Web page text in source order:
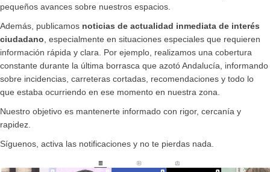
pequeños avances sobre nuestros espacios.
Además, publicamos noticias de actualidad inmediata de interés
ciudadano , especialmente en situaciones especiales que requieren
información rápida y clara. Por ejemplo, realizamos una cobertura
constante durante la última borrasca que azotó Andalucía, informando
sobre incidencias, carreteras cortadas, recomendaciones y todo lo
que estaba ocurriendo en ese momento en nuestra zona.
Nuestro objetivo es mantenerte informado con rigor, cercanía y
rapidez.
Síguenos, activa las notificaciones y no te pierdas nada.